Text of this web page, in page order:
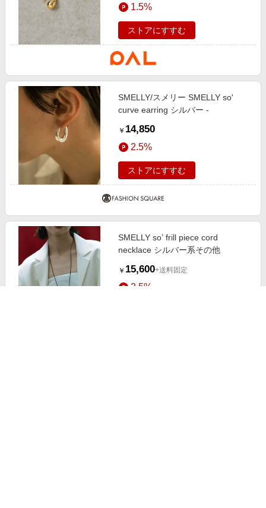
1.5%
ストアにすすむ
SMELLY/スメリー SMELLY so'
curve earring シルバー -
￥ 14,850
2.5%
ストアにすすむ
SMELLY so’ frill piece cord
necklace シルバー系その他
￥ 15,600+送料固定
2.5%